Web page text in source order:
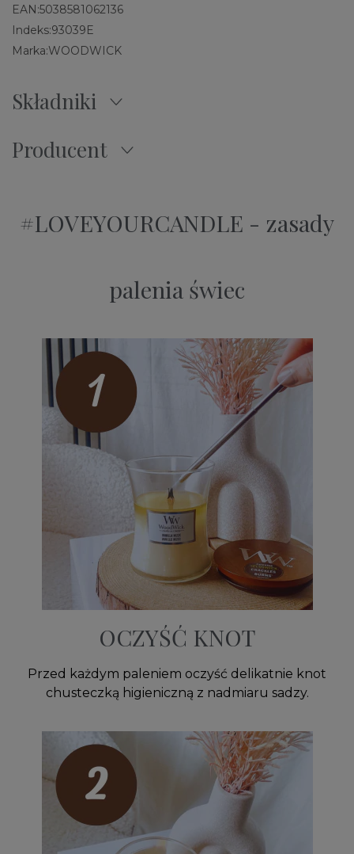
EAN:5038581062136
Indeks:93039E
Marka:WOODWICK
Składniki
Producent
#LOVEYOURCANDLE - zasady
palenia świec
OCZYŚĆ KNOT
Przed każdym paleniem oczyść delikatnie knot
chusteczką higieniczną z nadmiaru sadzy.